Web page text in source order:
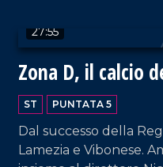
27:55
Zona D, il calcio
ST PUNTATA 5
Dal successo della
Lamezia e Vibonese.